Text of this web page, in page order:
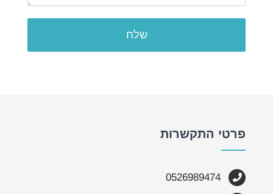
פרטי התקשרות
0526989474